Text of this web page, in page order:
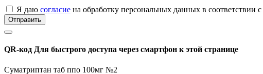
Я даю согласие на обработку персональных данных в соответствии с
Отправить
QR-код Для быстрого доступа через смартфон к этой странице
Суматриптан таб ппо 100мг №2